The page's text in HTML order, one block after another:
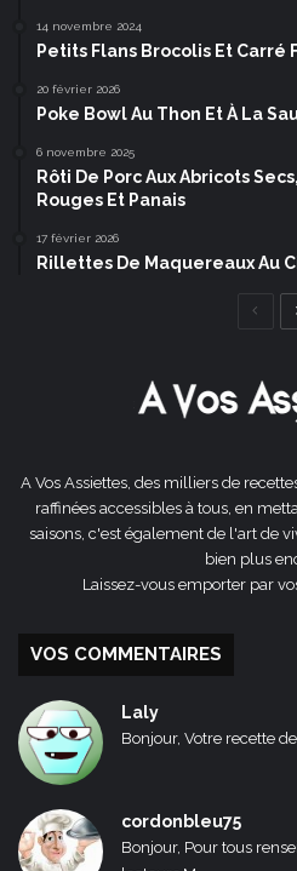
14 novembre 2024
Petits Flans Brocolis Et Carré
20 février 2026
Poke Bowl Au Thon Et À La
6 novembre 2025
Rôti De Porc Aux Abricots
Rouges Et Panais
17 février 2026
Rillettes De Maquereaux Au
A Vos Assiettes, des milliers de
raffinées accessibles à tous, en
saisons, c'est également de l'art de
bien plus
Laissez-vous emporter par
VOS COMMENTAIRES
Laly
Bonjour, Votre recette
cordonbleu75
Bonjour, Pour tous